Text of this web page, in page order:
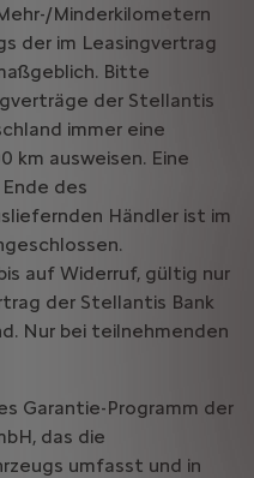
Minderkilometern
der im Leasingvertrag
Bitte
der Stellantis
immer eine
km ausweisen. Eine
des
Händler ist im
auf Widerruf, gültig nur
der Stellantis Bank
Nur bei teilnehmenden
Garantie-Programm der
das die
umfasst und in